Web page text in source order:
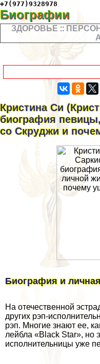
+7(977)9328978
Биографии
ЗДОРОВЬЕ ::
Кристина Си
биография
со Скруджи и
Биография и
На отечественной
других рэп-
рэп. Многие знают ее,
лейбла «Black Star», но
исполнительницы уже